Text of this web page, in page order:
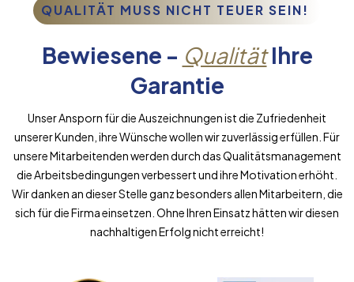
QUALITÄT MUSS NICHT TEUER SEIN!
Bewiesene - QualitätIhre
Garantie
Unser Ansporn für die Auszeichnungen ist die Zufriedenheit
unserer Kunden, ihre Wünsche wollen wir zuverlässig erfüllen. Für
unsere Mitarbeitenden werden durch das Qualitätsmanagement
die Arbeitsbedingungen verbessert und ihre Motivation erhöht.
Wir danken an dieser Stelle ganz besonders allen Mitarbeitern, die
sich für die Firma einsetzen. Ohne Ihren Einsatz hätten wir diesen
nachhaltigen Erfolg nicht erreicht!